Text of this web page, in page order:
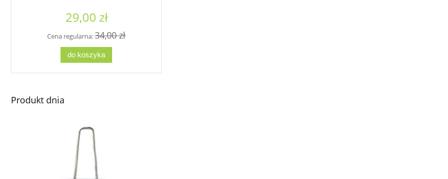
29,00 zł
Cena regularna:34,00 zł
do koszyka
Produkt dnia